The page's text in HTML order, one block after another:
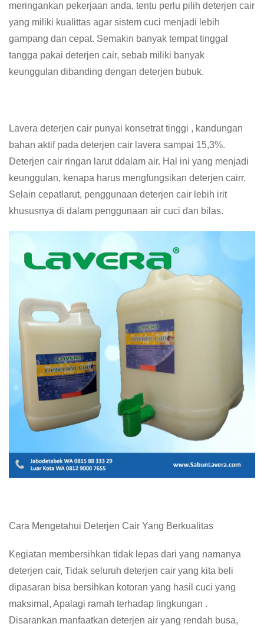
meringankan pekerjaan anda, tentu perlu pilih deterjen cair
yang miliki kualittas agar sistem cuci menjadi lebih
gampang dan cepat. Semakin banyak tempat tinggal
tangga pakai deterjen cair, sebab miliki banyak
keunggulan dibanding dengan deterjen bubuk.
Lavera deterjen cair punyai konsetrat tinggi , kandungan
bahan aktif pada deterjen cair lavera sampai 15,3%.
Deterjen cair ringan larut ddalam air. Hal ini yang menjadi
keunggulan, kenapa harus mengfungsikan deterjen cairr.
Selain cepatlarut, penggunaan deterjen cair lebih irit
khususnya di dalam penggunaan air cuci dan bilas.
Cara Mengetahui Deterjen Cair Yang Berkualitas
Kegiatan membersihkan tidak lepas dari yang namanya
deterjen cair, Tidak seluruh deterjen cair yang kita beli
dipasaran bisa bersihkan kotoran yang hasil cuci yang
maksimal, Apalagi ramah terhadap lingkungan .
Disarankan manfaatkan deterjen air yang rendah busa,